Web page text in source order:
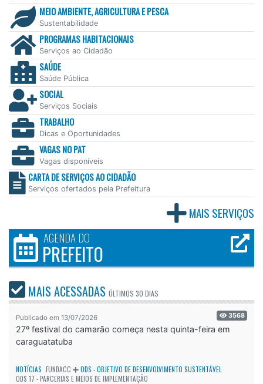
MEIO AMBIENTE, AGRICULTURA E PESCA
Sustentabilidade
PROGRAMAS HABITACIONAIS
Serviços ao Cidadão
SAÚDE
Saúde Pública
SOCIAL
Serviços Sociais
TRABALHO
Dicas e Oportunidades
VAGAS NO PAT
Vagas disponíveis
CARTA DE SERVIÇOS AO CIDADÃO
Serviços ofertados pela Prefeitura
MAIS SERVIÇOS
AGENDA DO
PREFEITO
MAIS ACESSADAS ÚLTIMOS 30 DIAS
Publicado em 13/07/2026 3568
27º festival do camarão começa nesta quinta-feira em
caraguatatuba
NOTÍCIAS FUNDACC
ODS - OBJETIVO DE DESENVOLVIMENTO SUSTENTÁVEL
ODS 17 - PARCERIAS E MEIOS DE IMPLEMENTAÇÃO